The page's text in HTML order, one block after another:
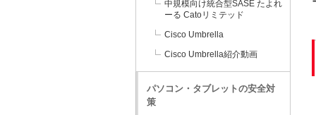
中規模向け統合型SASE たよれ
ーる Catoリミテッド
Cisco Umbrella
Cisco Umbrella紹介動画
パソコン・タブレットの安全対
策